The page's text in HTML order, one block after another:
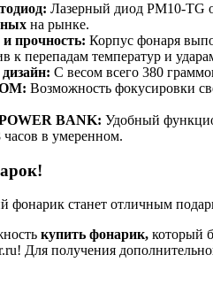
Лазерный диод PM10-TG
на рынке.
прочность: Корпус фонаря
к перепадам температур и
С весом всего 380
Возможность фокусировки
BANK: Удобный
в умеренном.
фонарик станет отличным
купить фонарик, который
Для получения